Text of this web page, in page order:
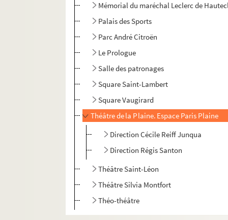
Mémorial du maréchal Leclerc de
Palais des Sports
Parc André Citroën
Le Prologue
Salle des patronages
Square Saint-Lambert
Square Vaugirard
Théâtre de la Plaine. Espace Paris Plaine
Direction Cécile Reiff Junqua
Direction Régis Santon
Théâtre Saint-Léon
Théâtre Silvia Montfort
Théo-théâtre